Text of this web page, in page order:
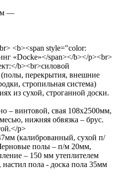
—
<b><span style="color:
«Docke»</span></b></p><br>
b><br>силовой
(полы, перекрытия, внешние
стропильная система)
из сухой, строганной доски.
– винтовой, свая 108х2500мм,
нижняя обвязка – брус.
p>
(калиброванный, сухой п/
полы – п/м 20мм,
– 150 мм утеплителем
пола - доска пола 35мм